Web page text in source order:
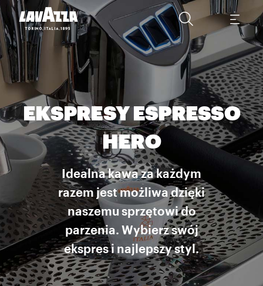
EKSPRESY ESPRESSO
HERO
Idealna kawa za każdym
razem jest możliwa dzięki
naszemu sprzętowi do
parzenia. Wybierz swój
ekspres i najlepszy styl.